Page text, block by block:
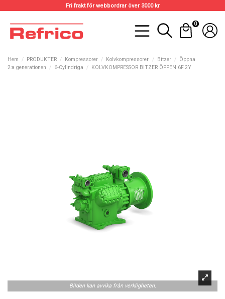
Fri frakt för webbordrar över 3000 kr
0
Hem PRODUKTER Kompressorer Kolvkompressorer Bitzer
Öppna
2:a generationen
6-Cylindriga KOLVKOMPRESSOR BITZER ÖPPEN 6F.2Y
Bilden kan avvika från verkligheten.